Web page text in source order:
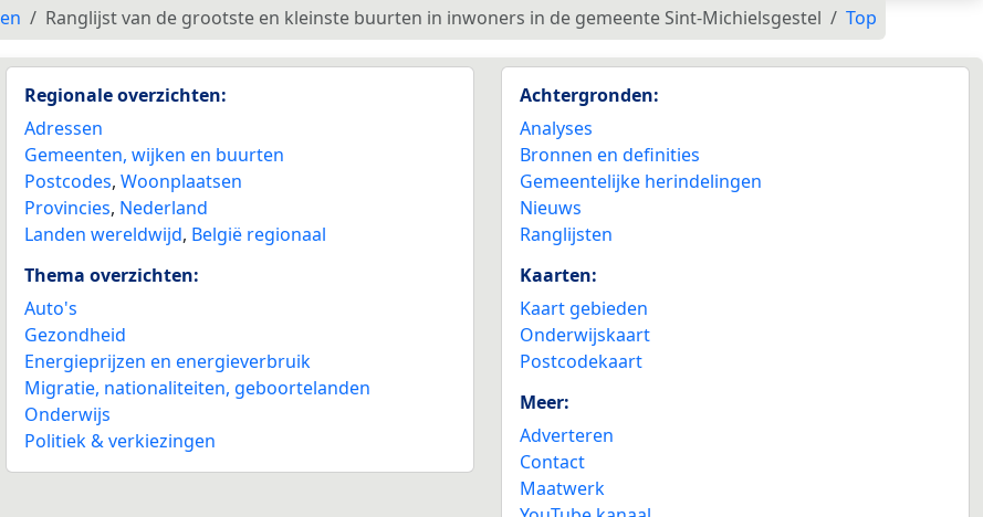
Ranglijst van de grootste en kleinste buurten in inwoners in de gemeente Sint-Michielsgestel Top
Regionale overzichten:
Adressen
Gemeenten, wijken en buurten
Postcodes, Woonplaatsen
Provincies, Nederland
Landen wereldwijd, België regionaal
Thema overzichten:
Auto's
Gezondheid
Energieprijzen en energieverbruik
Migratie, nationaliteiten, geboortelanden
Onderwijs
Politiek & verkiezingen
Achtergronden:
Analyses
Bronnen en definities
Gemeentelijke herindelingen
Nieuws
Ranglijsten
Kaarten:
Kaart gebieden
Onderwijskaart
Postcodekaart
Meer:
Adverteren
Contact
Maatwerk